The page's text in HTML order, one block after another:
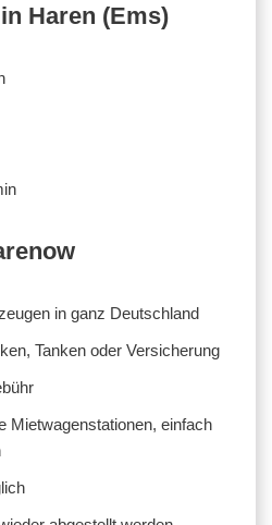
Haren (Ems)
in ganz Deutschland
Tanken oder Versicherung
Mietwagenstationen, einfach